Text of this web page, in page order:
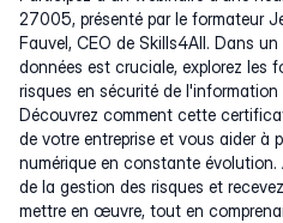
27005, présenté par le formateur
Fauvel, CEO de Skills4All. Dans
données est cruciale, explorez les
risques en sécurité de
Découvrez comment cette
de votre entreprise et vous aider à
numérique en constante évolution.
de la gestion des risques et
mettre en œuvre, tout en